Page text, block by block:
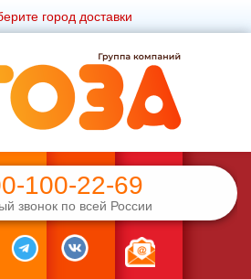
город доставки
100-22-69
звонок по всей России